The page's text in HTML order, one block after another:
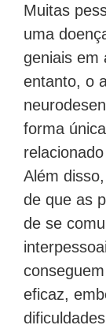
Muitas
uma
geniais em
entanto, o
forma
Além
de que as
de se
eficaz,